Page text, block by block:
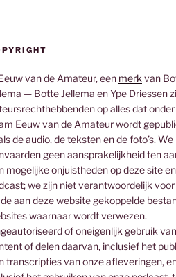
van de Amateur, een merk van
— Botte Jellema en Ype Driessen
op alles dat onder
Eeuw van de Amateur wordt
de audio, de teksten en de foto’s. We
geen aansprakelijkheid ten
mogelijke onjuistheden op deze site
we zijn niet verantwoordelijk
aan deze website gekoppelde
waarnaar wordt verwezen.
of oneigenlijk gebruik
of delen daarvan, inclusief het
transcripties van onze afleveringen,